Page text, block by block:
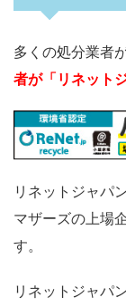
多くの処分業者
者が「リネット
リネットジャパ
マザーズの上場
す。
リネットジャパ